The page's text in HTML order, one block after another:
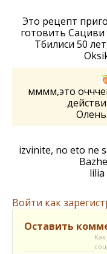
Это рецепт
готовить
Тбилиси 50
мммм,это
izvinite, no eto ne
lilia
Войти как
Оставить